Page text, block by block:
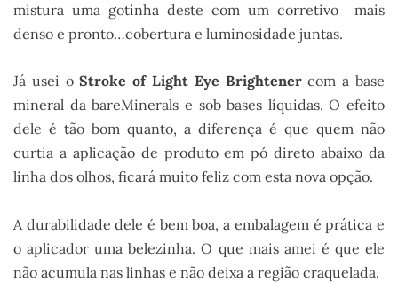
mistura uma gotinha deste com um corretivo mais
denso e pronto…cobertura e luminosidade juntas.
Já usei oStroke of Light Eye Brightenercom a base
mineral da bareMinerals e sob bases líquidas. O efeito
dele é tão bom quanto, a diferença é que quem não
curtia a aplicação de produto em pó direto abaixo da
linha dos olhos, ficará muito feliz com esta nova opção.
A durabilidade dele é bem boa, a embalagem é prática e
o aplicador uma belezinha. O que mais amei é que ele
não acumula nas linhas e não deixa a região craquelada.